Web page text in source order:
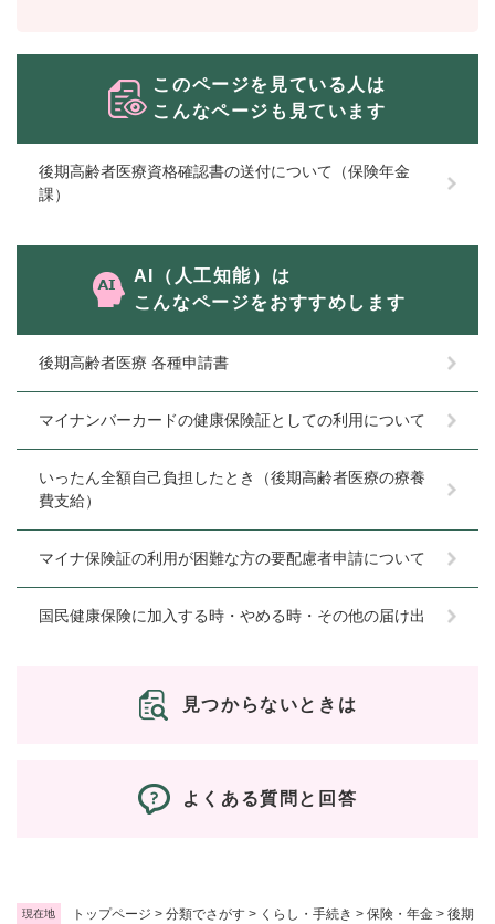
現在地 トップページ > 分類でさがす > くらし・手続き > 保険・年金 > 後期
このページを見ている人は
こんなページも見ています
後期高齢者医療資格確認書の送付について（保険年金
課）
AI（人工知能）は
こんなページをおすすめします
後期高齢者医療 各種申請書
マイナンバーカードの健康保険証としての利用について
いったん全額自己負担したとき（後期高齢者医療の療養
費支給）
マイナ保険証の利用が困難な方の要配慮者申請について
国民健康保険に加入する時・やめる時・その他の届け出
見つからないときは
よくある質問と回答